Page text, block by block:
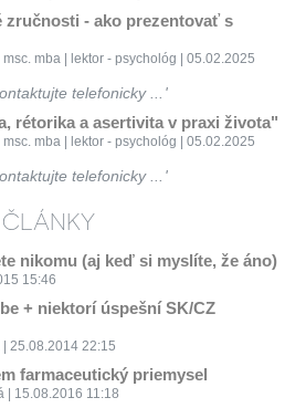
zručnosti - ako prezentovať s
mba | lektor - psychológ | 05.02.2025
telefonicky ...
rétorika a asertivita v praxi života"
mba | lektor - psychológ | 05.02.2025
telefonicky ...
nikomu (aj keď si myslíte, že áno)
15:46
+ niektorí úspešní SK/CZ
25.08.2014 22:15
farmaceutický priemysel
| 15.08.2016 11:18